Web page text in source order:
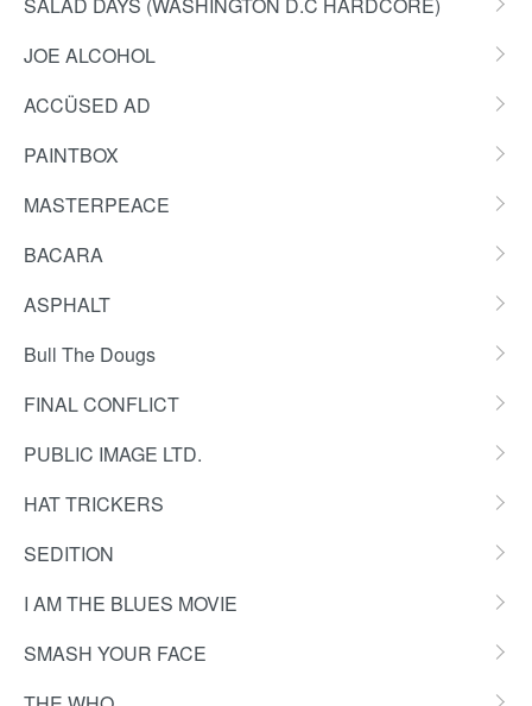
JOE ALCOHOL
ACCÜSED AD
PAINTBOX
MASTERPEACE
BACARA
ASPHALT
Bull The Dougs
FINAL CONFLICT
PUBLIC IMAGE LTD.
HAT TRICKERS
SEDITION
I AM THE BLUES MOVIE
SMASH YOUR FACE